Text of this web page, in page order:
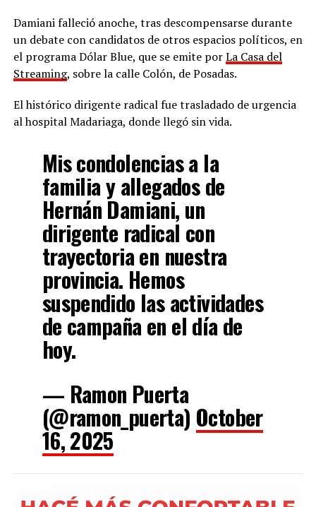
Damiani falleció anoche, tras descompensarse durante
un debate con candidatos de otros espacios políticos, en
el programa Dólar Blue, que se emite porLa Casa del
Streaming, sobre la calle Colón, de Posadas.
El histórico dirigente radical fue trasladado de urgencia
al hospital Madariaga, donde llegó sin vida.
Mis condolencias a la
familia y allegados de
Hernán Damiani, un
dirigente radical con
trayectoria en nuestra
provincia. Hemos
suspendido las actividades
de campaña en el día de
hoy.
— Ramon Puerta
(@ramon_puerta) October
16, 2025